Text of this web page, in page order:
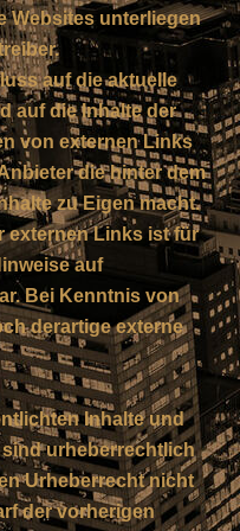
Websites unterliegen
auf die aktuelle
auf die Inhalte der
von externen Links
die hinter dem
zu Eigen macht.
externen Links ist für
auf
Bei Kenntnis von
derartige externe
Inhalte und
urheberrechtlich
Urheberrecht nicht
der vorherigen